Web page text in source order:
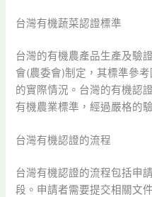
台灣有機蔬菜認證標準
台灣的有機農產品生產及驗
會(農委會)制定，其標準參
的實際情況。台灣的有機認
有機農業標準，經過嚴格的
台灣有機認證的流程
台灣有機認證的流程包括申
段。申請者需要提交相關文